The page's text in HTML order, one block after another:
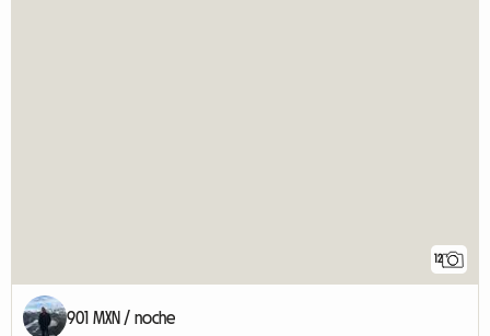
12
901 MXN / noche